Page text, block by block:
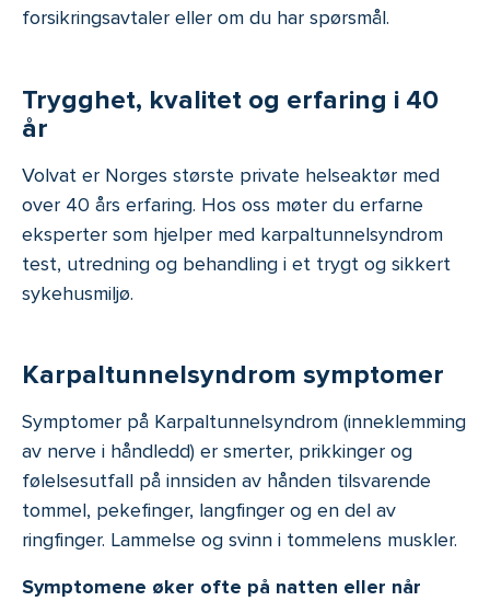
forsikringsavtaler eller om du har spørsmål.
Trygghet, kvalitet og erfaring i 40
år
Volvat er Norges største private helseaktør med
over 40 års erfaring. Hos oss møter du erfarne
eksperter som hjelper med karpaltunnelsyndrom
test, utredning og behandling i et trygt og sikkert
sykehusmiljø.
Karpaltunnelsyndrom symptomer
Symptomer på Karpaltunnelsyndrom (inneklemming
av nerve i håndledd) er smerter, prikkinger og
følelsesutfall på innsiden av hånden tilsvarende
tommel, pekefinger, langfinger og en del av
ringfinger. Lammelse og svinn i tommelens muskler.
Symptomene øker ofte på natten eller når